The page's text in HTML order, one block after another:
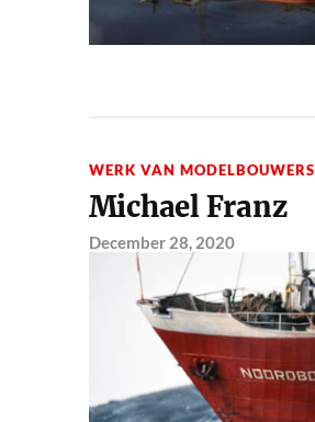
WERK VAN MODELBOUWERS
Michael Franz
December 28, 2020